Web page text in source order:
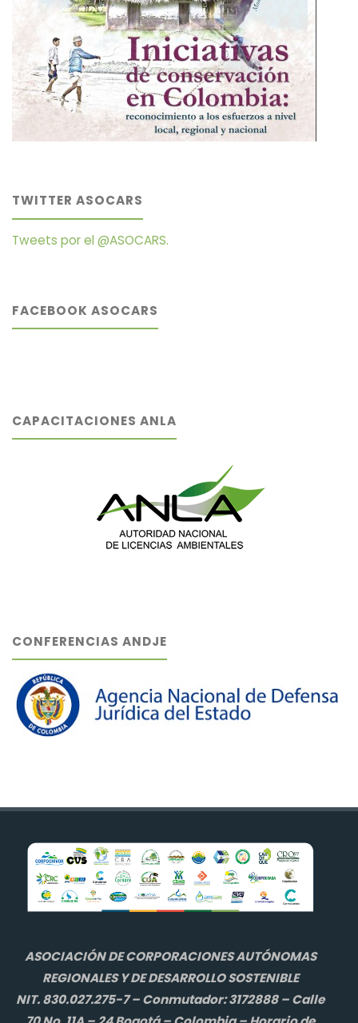
TWITTER ASOCARS
Tweets por el @ASOCARS.
FACEBOOK ASOCARS
CAPACITACIONES ANLA
CONFERENCIAS ANDJE
ASOCIACIÓN DE CORPORACIONES AUTÓNOMAS
REGIONALES Y DE DESARROLLO SOSTENIBLE
NIT. 830.027.275-7 – Conmutador: 3172888 – Calle